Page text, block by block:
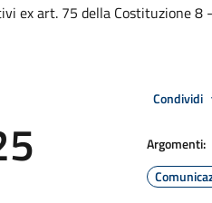
ex art. 75 della Costituzione 8
Condividi
Argomenti: